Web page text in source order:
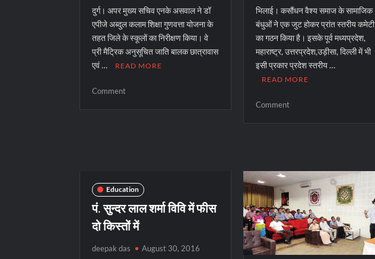
दुर्ग। अपर मुख्य सचिव एनके असवाल ने डॉ
एपीजे अब्दुल कलाम शिक्षा गुणवत्ता योजना के
तहत जिले के स्कूलों का निरीक्षण किया। वे
प्री मैट्रिक अनुसूचित जाति बालक छात्रावास
एवं …
READ MORE
Commenton
खुश
भिलाई। कसौंधन वैश्य समाज के सामाजिक
बंधुओं ने एक जुट होकर प्रांत स्तरीय कमेटी
का गठन किया है। इसके पूर्व मध्यप्रदेश,
महाराष्ट्र, उत्तरप्रदेश,उड़ीसा, दिल्ली में भी
इसी प्रकार प्रदेश स्तरीय …
READ MORE
Commenton
अध्यक्ष
बने
योगेश
Education
पं. सुन्दर लाल शर्मा विवि में फीस
दो किस्तों में
deepak das August 30, 2016